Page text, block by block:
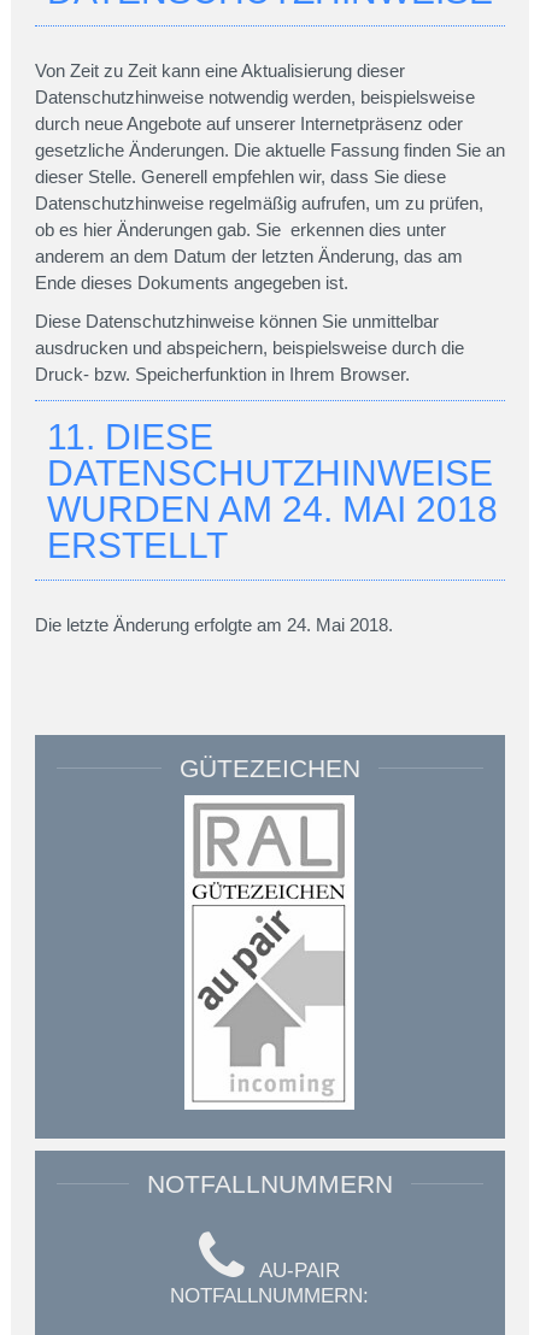
Von Zeit zu Zeit kann eine Aktualisierung dieser
Datenschutzhinweise notwendig werden, beispielsweise
durch neue Angebote auf unserer Internetpräsenz oder
gesetzliche Änderungen. Die aktuelle Fassung finden Sie an
dieser Stelle. Generell empfehlen wir, dass Sie diese
Datenschutzhinweise regelmäßig aufrufen, um zu prüfen,
ob es hier Änderungen gab. Sie erkennen dies unter
anderem an dem Datum der letzten Änderung, das am
Ende dieses Dokuments angegeben ist.
Diese Datenschutzhinweise können Sie unmittelbar
ausdrucken und abspeichern, beispielsweise durch die
Druck- bzw. Speicherfunktion in Ihrem Browser.
11. DIESE
DATENSCHUTZHINWEISE
WURDEN AM 24. MAI 2018
ERSTELLT
Die letzte Änderung erfolgte am 24. Mai 2018.
GÜTEZEICHEN
NOTFALLNUMMERN
AU-PAIR
NOTFALLNUMMERN: